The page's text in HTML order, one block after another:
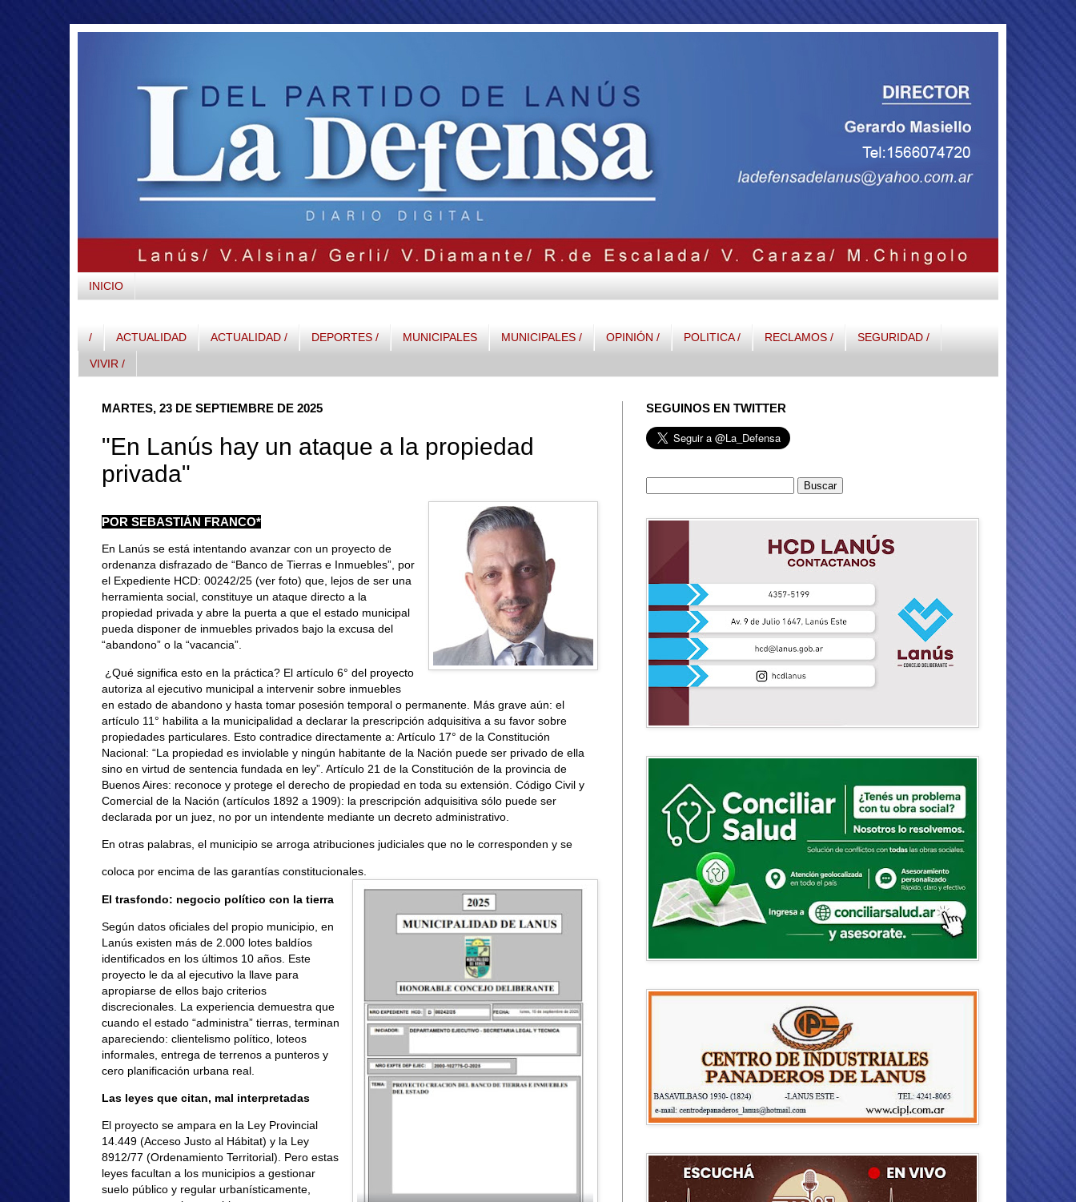
INICIO
/ ACTUALIDAD ACTUALIDAD / DEPORTES / MUNICIPALES MUNICIPALES / OPINIÓN / POLITICA / RECLAMOS / SEGURIDAD /
VIVIR /
MARTES, 23 DE SEPTIEMBRE DE 2025
"En Lanús hay un ataque a la propiedad
privada"
POR SEBASTIÁN FRANCO*
En Lanús se está intentando avanzar con un proyecto de
ordenanza disfrazado de “Banco de Tierras e Inmuebles”, por
el Expediente HCD: 00242/25 (ver foto) que, lejos de ser una
herramienta social, constituye un ataque directo a la
propiedad privada y abre la puerta a que el estado municipal
pueda disponer de inmuebles privados bajo la excusa del
“abandono” o la “vacancia”.
¿Qué significa esto en la práctica? El artículo 6° del proyecto
autoriza al ejecutivo municipal a intervenir sobre inmuebles
en estado de abandono y hasta tomar posesión temporal o permanente. Más grave aún: el
artículo 11° habilita a la municipalidad a declarar la prescripción adquisitiva a su favor sobre
propiedades particulares. Esto contradice directamente a: Artículo 17° de la Constitución
Nacional: “La propiedad es inviolable y ningún habitante de la Nación puede ser privado de ella
sino en virtud de sentencia fundada en ley”. Artículo 21 de la Constitución de la provincia de
Buenos Aires: reconoce y protege el derecho de propiedad en toda su extensión. Código Civil y
Comercial de la Nación (artículos 1892 a 1909): la prescripción adquisitiva sólo puede ser
declarada por un juez, no por un intendente mediante un decreto administrativo.
En otras palabras, el municipio se arroga atribuciones judiciales que no le corresponden y se
coloca por encima de las garantías constitucionales.
El trasfondo: negocio político con la tierra
Según datos oficiales del propio municipio, en
Lanús existen más de 2.000 lotes baldíos
identificados en los últimos 10 años. Este
proyecto le da al ejecutivo la llave para
apropiarse de ellos bajo criterios
discrecionales. La experiencia demuestra que
cuando el estado “administra” tierras, terminan
apareciendo: clientelismo político, loteos
informales, entrega de terrenos a punteros y
cero planificación urbana real.
Las leyes que citan, mal interpretadas
El proyecto se ampara en la Ley Provincial
14.449 (Acceso Justo al Hábitat) y la Ley
8912/77 (Ordenamiento Territorial). Pero estas
leyes facultan a los municipios a gestionar
suelo público y regular urbanísticamente,
SEGUINOS EN TWITTER